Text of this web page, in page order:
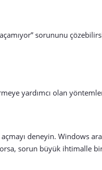
sorununu
yardımcı olan
deneyin. Windows
sorun büyük ihtimalle